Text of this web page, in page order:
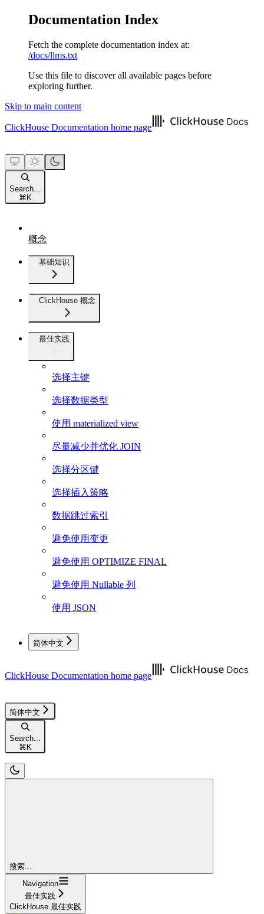
Documentation Index
Fetch the complete documentation index at:
/docs/llms.txt
Use this file to discover all available pages before
exploring further.
Skip to main content
ClickHouse Documentation home page
Search...
⌘ K
概念
基础知识
ClickHouse 概念
最佳实践
选择主键
选择数据类型
使用 materialized view
尽量减少并优化 JOIN
选择分区键
选择插入策略
数据跳过索引
避免使用变更
避免使用 OPTIMIZE FINAL
避免使用 Nullable 列
使用 JSON
简体中文
ClickHouse Documentation home page
简体中文
Search...
⌘ K
搜索...
Navigation
最佳实践
ClickHouse 最佳实践